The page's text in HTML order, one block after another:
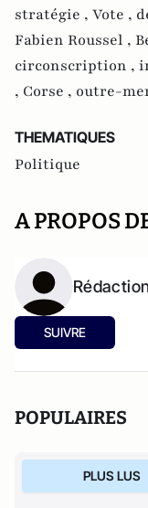
stratégie , Vote ,
Fabien Roussel ,
circonscription ,
, Corse , outre-
THEMATIQUES
Politique
A PROPOS
SUIVRE
POPULAIRES
PLUS LUS